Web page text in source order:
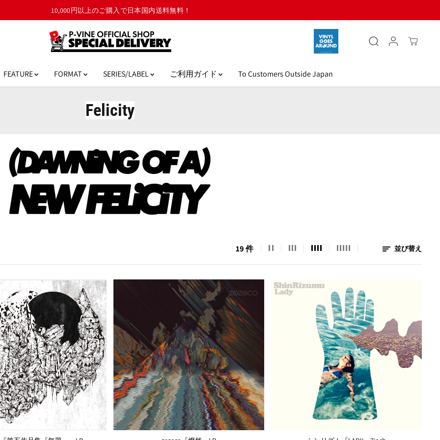
10,000円以上のご購入で日本国内送料無料！
FEATURE FORMAT SERIES/LABEL ご利用ガイド To Customers Outside Japan
Felicity
19 件 並び替え